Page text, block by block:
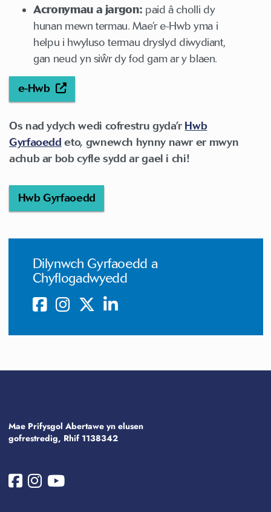
Acronymau a jargon: paid â cholli dy
hunan mewn termau. Mae’r e-Hwb yma i
helpu i hwyluso termau dryslyd diwydiant,
gan neud yn siŵr dy fod gam ar y blaen.
e-Hwb
Os nad ydych wedi cofrestru gyda’r Hwb
Gyrfaoedd eto, gwnewch hynny nawr er mwyn
achub ar bob cyfle sydd ar gael i chi!
Hwb Gyrfaoedd
Dilynwch Gyrfaoedd a
Chyflogadwyedd
Mae Prifysgol Abertawe yn elusen
gofrestredig, Rhif 1138342